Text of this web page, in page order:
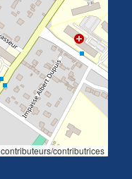
contributeurs/contributrices